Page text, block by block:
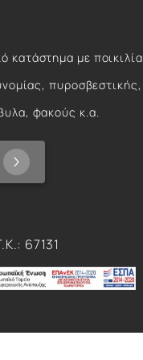
κατάστημα με ποικιλία
πυροσβεστικής,
φακούς κ.α.
67131